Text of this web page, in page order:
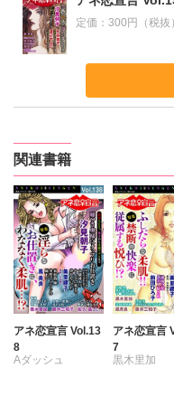
定価：300円（税抜
関連書籍
アネ恋宣言 Vol.13
8
Aダッシュ
アネ恋宣言
7
黒木里加